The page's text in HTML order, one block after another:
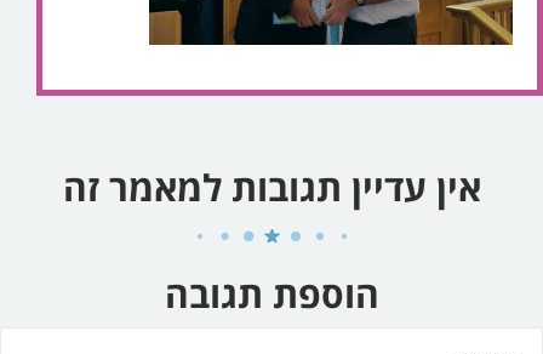
אין עדיין תגובות למאמר זה
הוספת תגובה